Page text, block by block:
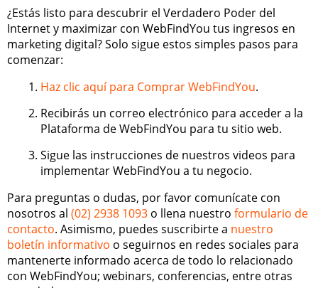
¿Estás listo para descubrir el Verdadero Poder del
Internet y maximizar con WebFindYou tus ingresos en
marketing digital? Solo sigue estos simples pasos para
comenzar:
Haz clic aquí para Comprar WebFindYou.
Recibirás un correo electrónico para acceder a la
Plataforma de WebFindYou para tu sitio web.
Sigue las instrucciones de nuestros videos para
implementar WebFindYou a tu negocio.
Para preguntas o dudas, por favor comunícate con
nosotros al (02) 2938 1093 o llena nuestro formulario de
contacto. Asimismo, puedes suscribirte a nuestro
boletín informativo o seguirnos en redes sociales para
mantenerte informado acerca de todo lo relacionado
con WebFindYou; webinars, conferencias, entre otras